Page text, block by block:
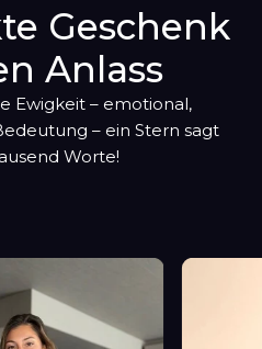
Geschenk
Anlass
Ewigkeit – emotional,
– ein Stern sagt
Worte!